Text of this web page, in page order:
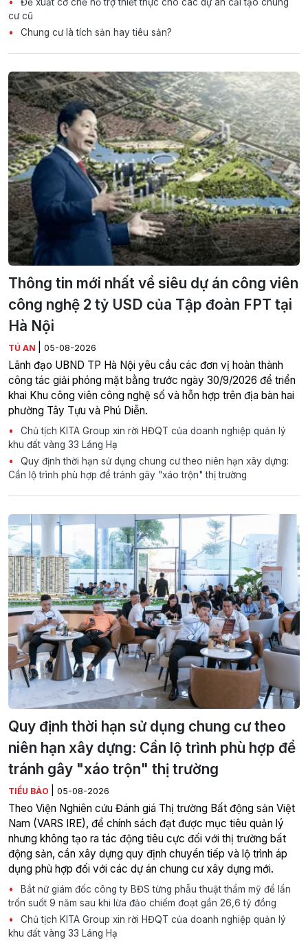
cư cũ
Chung cư là tích sản hay tiêu sản?
Thông tin mới nhất về siêu dự án công viên
công nghệ 2 tỷ USD của Tập đoàn FPT tại
Hà Nội
TÚ AN 05-08-2026
Lãnh đạo UBND TP Hà Nội yêu cầu các đơn vị hoàn thành
công tác giải phóng mặt bằng trước ngày 30/9/2026 để triển
khai Khu công viên công nghệ số và hỗn hợp trên địa bàn hai
phường Tây Tựu và Phú Diễn.
Chủ tịch KITA Group xin rời HĐQT của doanh nghiệp quản lý
khu đất vàng 33 Láng Hạ
Quy định thời hạn sử dụng chung cư theo niên hạn xây dựng:
Cần lộ trình phù hợp để tránh gây "xáo trộn" thị trường
Quy định thời hạn sử dụng chung cư theo
niên hạn xây dựng: Cần lộ trình phù hợp để
tránh gây "xáo trộn" thị trường
TIỂU BẢO 05-08-2026
Theo Viện Nghiên cứu Đánh giá Thị trường Bất động sản Việt
Nam (VARS IRE), để chính sách đạt được mục tiêu quản lý
nhưng không tạo ra tác động tiêu cực đối với thị trường bất
động sản, cần xây dựng quy định chuyển tiếp và lộ trình áp
dụng phù hợp đối với các dự án chung cư xây dựng mới.
Bắt nữ giám đốc công ty BĐS từng phẫu thuật thẩm mỹ để lẩn
trốn suốt 9 năm sau khi lừa đảo chiếm đoạt gần 26,6 tỷ đồng
Chủ tịch KITA Group xin rời HĐQT của doanh nghiệp quản lý
khu đất vàng 33 Láng Hạ